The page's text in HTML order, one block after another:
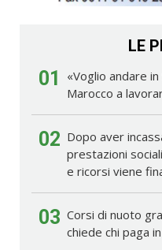
LE
01
«Voglio andare
Marocco a
02 Dopo aver
prestazioni
e ricorsi viene
03 Corsi di nuoto
chiede chi paga